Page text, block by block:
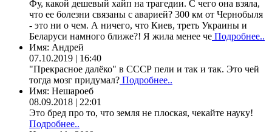
Фу, какой дешевый хайп на трагедии. С чего она взяла,
что ее болезни связаны с аварией? 300 км от Чернобыля
- это ни о чем. А ничего, что Киев, треть Украины и
Беларуси намного ближе?! Я жила менее че Подробнее..
Имя: Андрей
07.10.2019 | 16:40
"Прекрасное далёко" в СССР пели и так и так. Это чей
тогда мозг придумал? Подробнее..
Имя: Нешароеб
08.09.2018 | 22:01
Это бред про то, что земля не плоская, чекайте науку!
Подробнее..